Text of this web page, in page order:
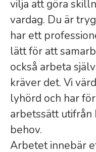
vilja att göra
vardag. Du är
har ett
lätt för att
också arbeta
kräver det. Vi
lyhörd och har
arbetssätt utifrån
behov.
Arbetet innebär